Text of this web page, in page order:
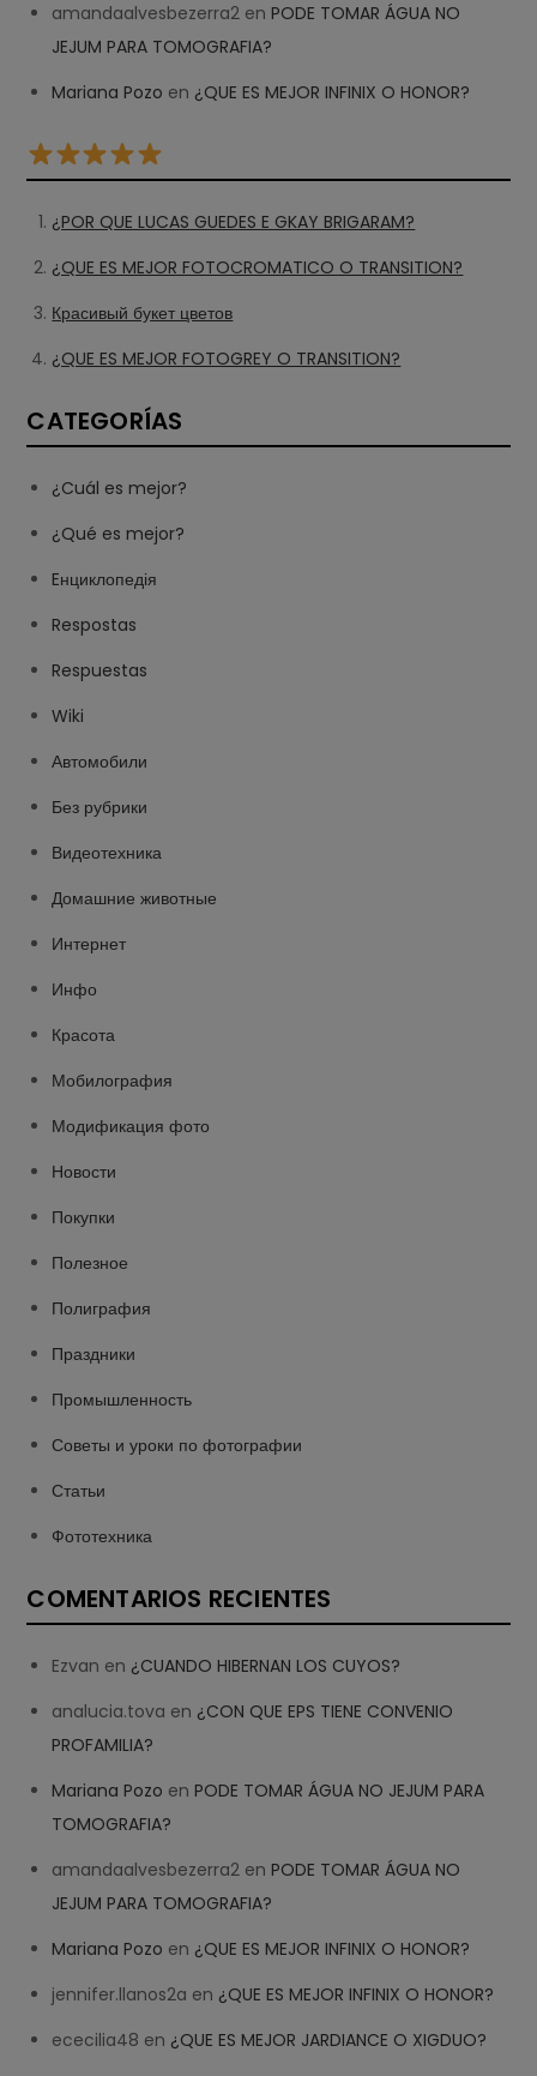
amandaalvesbezerra2 enPODE TOMAR ÁGUA NO
JEJUM PARA TOMOGRAFIA?
Mariana Pozo en ¿QUE ES MEJOR INFINIX O HONOR?
¿POR QUE LUCAS GUEDES E GKAY BRIGARAM?
¿QUE ES MEJOR FOTOCROMATICO O TRANSITION?
Красивый букет цветов
¿QUE ES MEJOR FOTOGREY O TRANSITION?
CATEGORÍAS
¿Cuál es mejor?
¿Qué es mejor?
Eнциклопедія
Respostas
Respuestas
Wiki
Автомобили
Без рубрики
Видеотехника
Домашние животные
Интернет
Инфо
Красота
Мобилография
Модификация фото
Новости
Покупки
Полезное
Полиграфия
Праздники
Промышленность
Советы и уроки по фотографии
Статьи
Фототехника
COMENTARIOS RECIENTES
Ezvan en ¿CUANDO HIBERNAN LOS CUYOS?
analucia.tova en ¿CON QUE EPS TIENE CONVENIO
PROFAMILIA?
Mariana Pozo enPODE TOMAR ÁGUA NO JEJUM PARA
TOMOGRAFIA?
amandaalvesbezerra2 enPODE TOMAR ÁGUA NO
JEJUM PARA TOMOGRAFIA?
Mariana Pozo en ¿QUE ES MEJOR INFINIX O HONOR?
jennifer.llanos2a en ¿QUE ES MEJOR INFINIX O HONOR?
ececilia48 en ¿QUE ES MEJOR JARDIANCE O XIGDUO?